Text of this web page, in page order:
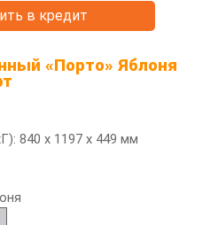
в кредит
«Порто» Яблоня
840 х 1197 х 449 мм